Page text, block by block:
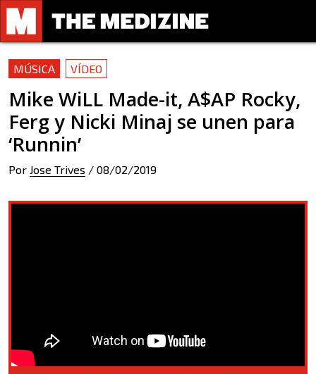
MÚSICA VÍDEO
Mike WiLL Made-it, A$AP Rocky,
Ferg y Nicki Minaj se unen para
‘Runnin’
Por Jose Trives / 08/02/2019